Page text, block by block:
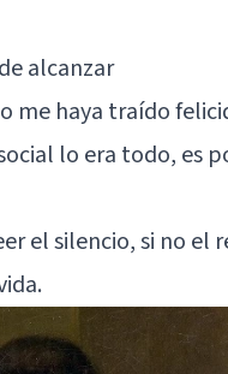
alcanzar
me haya traído
lo era todo, es
el silencio, si no el